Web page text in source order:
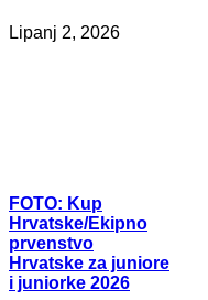
Lipanj 2, 2026
FOTO: Kup
Hrvatske/Ekipno
prvenstvo
Hrvatske za juniore
i juniorke 2026